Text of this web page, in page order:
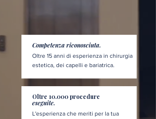
Competenza riconosciuta.
Oltre 15 anni di esperienza in chirurgia
estetica, dei capelli e bariatrica.
Oltre 10.000 procedure
eseguite.
L'esperienza che meriti per la tua